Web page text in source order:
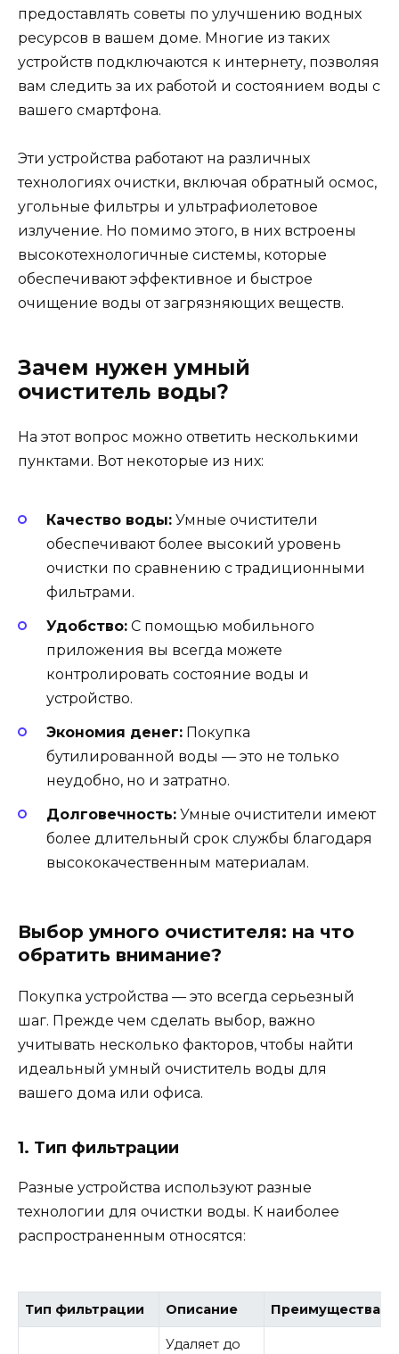
предоставлять советы по улучшению водных
ресурсов в вашем доме. Многие из таких
устройств подключаются к интернету, позволяя
вам следить за их работой и состоянием воды с
вашего смартфона.
Эти устройства работают на различных
технологиях очистки, включая обратный осмос,
угольные фильтры и ультрафиолетовое
излучение. Но помимо этого, в них встроены
высокотехнологичные системы, которые
обеспечивают эффективное и быстрое
очищение воды от загрязняющих веществ.
Зачем нужен умный
очиститель воды?
На этот вопрос можно ответить несколькими
пунктами. Вот некоторые из них:
Качество воды: Умные очистители
обеспечивают более высокий уровень
очистки по сравнению с традиционными
фильтрами.
Удобство: С помощью мобильного
приложения вы всегда можете
контролировать состояние воды и
устройство.
Экономия денег: Покупка
бутилированной воды — это не только
неудобно, но и затратно.
Долговечность: Умные очистители имеют
более длительный срок службы благодаря
высококачественным материалам.
Выбор умного очистителя: на что
обратить внимание?
Покупка устройства — это всегда серьезный
шаг. Прежде чем сделать выбор, важно
учитывать несколько факторов, чтобы найти
идеальный умный очиститель воды для
вашего дома или офиса.
1. Тип фильтрации
Разные устройства используют разные
технологии для очистки воды. К наиболее
распространенным относятся:
Тип фильтрации Описание Преимущества
Удаляет до